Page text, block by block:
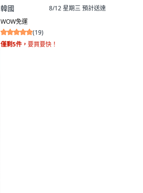
韓國 8/12 星期三預計送達
WOW免運
(19)
僅剩5件， 要買要快！